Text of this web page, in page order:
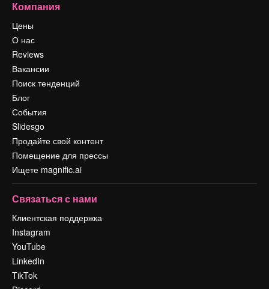
Компания
Цены
О нас
Reviews
Вакансии
Поиск тенденций
Блог
События
Slidesgo
Продайте свой контент
Помещение для прессы
Ищете magnific.ai
Связаться с нами
Клиентская поддержка
Instagram
YouTube
LinkedIn
TikTok